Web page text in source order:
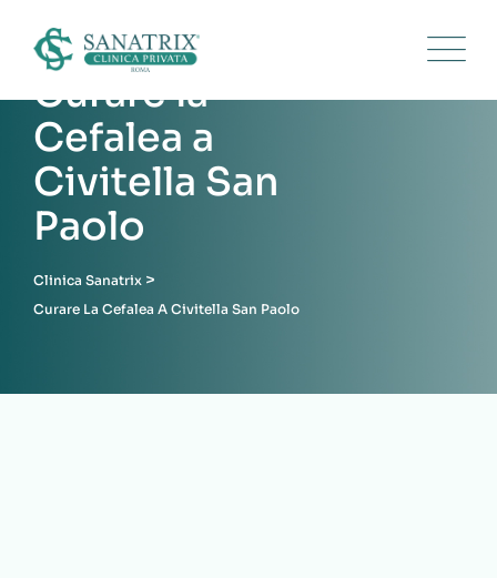
content
Curare la
Cefalea a
Civitella San
Paolo
Clinica Sanatrix >
Curare La Cefalea A Civitella San Paolo